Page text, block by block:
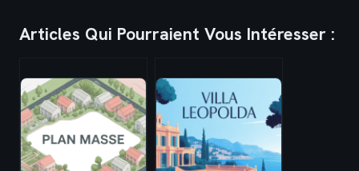
Articles Qui Pourraient Vous Intéresser :